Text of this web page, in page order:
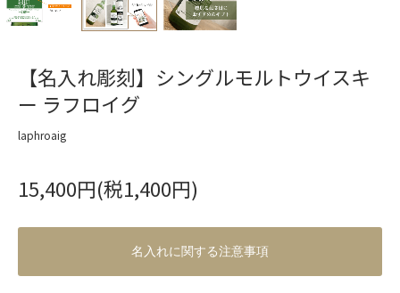
【名入れ彫刻】シングルモルトウイスキ
ー ラフロイグ
laphroaig
15,400円(税1,400円)
名入れに関する注意事項